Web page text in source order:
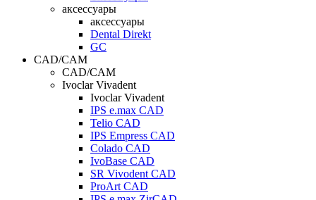
аксессуары
аксессуары
Dental Direkt
GC
CAD/CAM
CAD/CAM
Ivoclar Vivadent
Ivoclar Vivadent
IPS e.max CAD
Telio CAD
IPS Empress CAD
Colado CAD
IvoBase CAD
SR Vivodent CAD
ProArt CAD